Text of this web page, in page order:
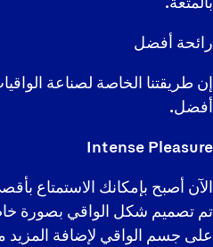
رائحة أفضل
إن طريقتنا الخاصة لصناعة
أفضل.
Intense Pleasure
الآن أصبح بإمكانك الاستمتاع
تم تصميم شكل الواقي بصورة
على جسم الواقي لإضافة